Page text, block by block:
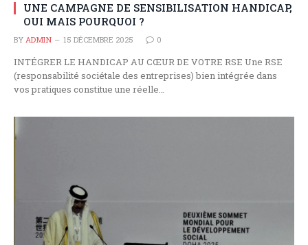
UNE CAMPAGNE DE SENSIBILISATION HANDICAP,
OUI MAIS POURQUOI ?
BY ADMIN 15 DÉCEMBRE 2025 0
INTÉGRER LE HANDICAP AU CŒUR DE VOTRE RSE Une RSE
(responsabilité sociétale des entreprises) bien intégrée dans
vos pratiques constitue une réelle…